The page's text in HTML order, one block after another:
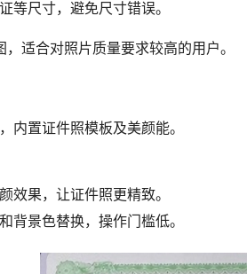
等尺寸，避免尺寸错误。
，适合对照片质量要求较高的用户。
内置证件照模板及美颜能。
效果，让证件照更精致。
背景色替换，操作门槛低。